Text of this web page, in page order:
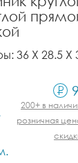
36 X 28.5 X
200+ в
розничная